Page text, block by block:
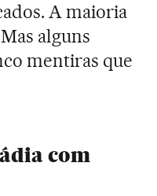
A maioria
alguns
mentiras que
com